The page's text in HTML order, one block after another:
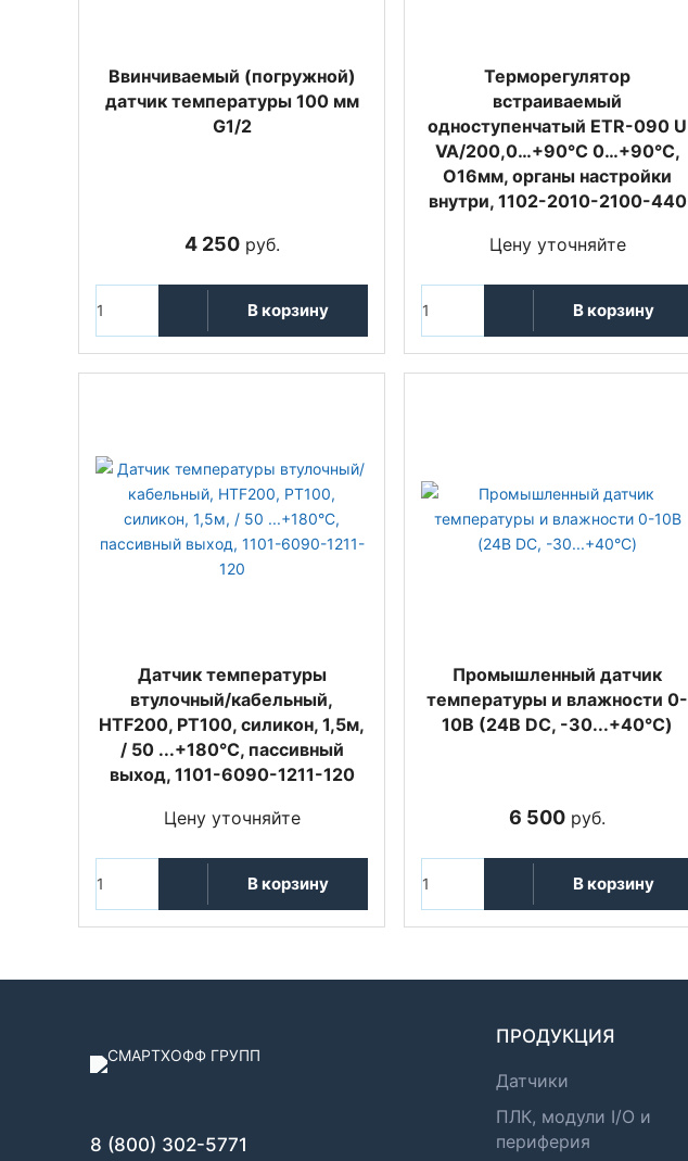
Ввинчиваемый (погружной)
датчик температуры 100 мм
G1/2
4 250руб.
В корзину
Терморегулятор
встраиваемый
одноступенчатый ETR-090 U
VA/200,0…+90°C 0…+90°C,
O16мм, органы настройки
внутри, 1102-2010-2100-440
Цену уточняйте
В корзину
Датчик температуры
втулочный/кабельный,
HTF200, PT100, силикон, 1,5м,
/ 50 ...+180°C, пассивный
выход, 1101-6090-1211-120
Цену уточняйте
В корзину
Промышленный датчик
температуры и влажности 0-
10В (24В DC, -30...+40°C)
6 500 руб.
В корзину
8 (800) 302-5771
ПРОДУКЦИЯ
Датчики
ПЛК, модули I/O и
периферия